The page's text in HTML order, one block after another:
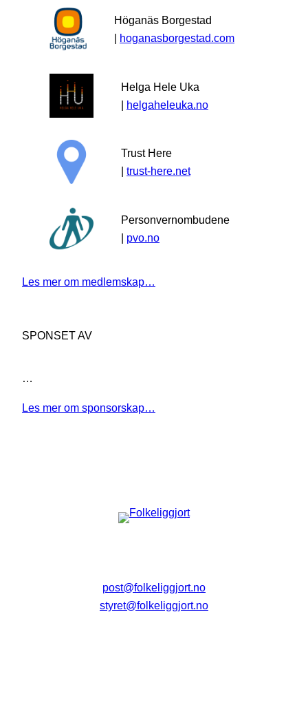
Höganäs Borgestad
| hoganasborgestad.com
Helga Hele Uka
| helgaheleuka.no
Trust Here
| trust-here.net
Personvernombudene
| pvo.no
Les mer om medlemskap…
SPONSET AV
…
Les mer om sponsorskap…
post@folkeliggjort.no
styret@folkeliggjort.no